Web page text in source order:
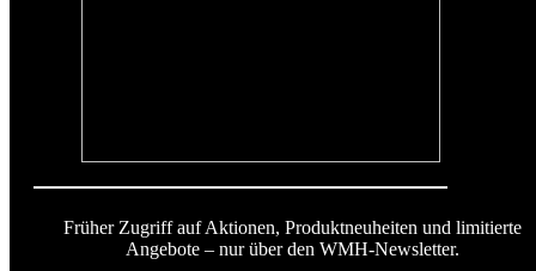
Früher Zugriff auf Aktionen, Produktneuheiten und limitierte
Angebote – nur über den WMH-Newsletter.